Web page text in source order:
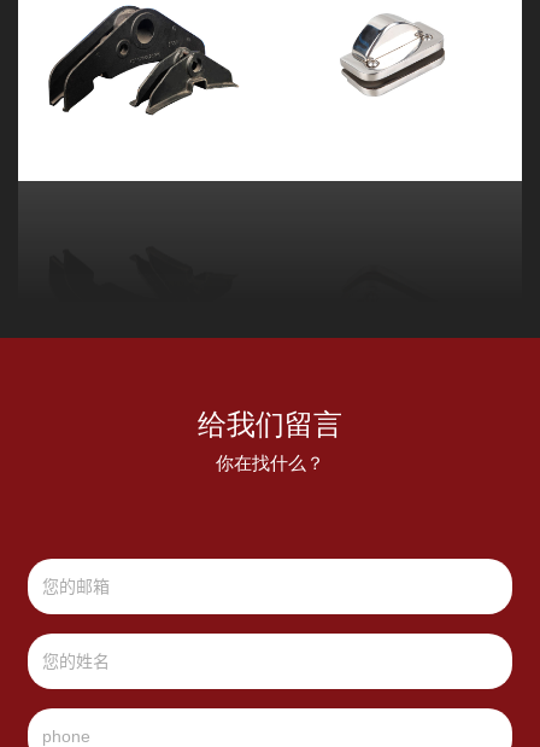
给我们留言
你在找什么？